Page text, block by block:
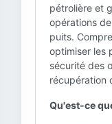
pétrolière et
opérations
puits.
optimiser les
sécurité des
récupération
Qu'est-ce